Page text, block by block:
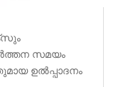
സമയം
ഉൽപ്പാദനം